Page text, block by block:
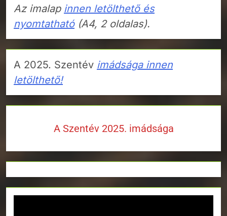
Az imalap innen letölthető és
nyomtatható(A4, 2 oldalas).
A 2025. Szentév imádsága innen
letölthető!
A Szentév 2025. imádsága